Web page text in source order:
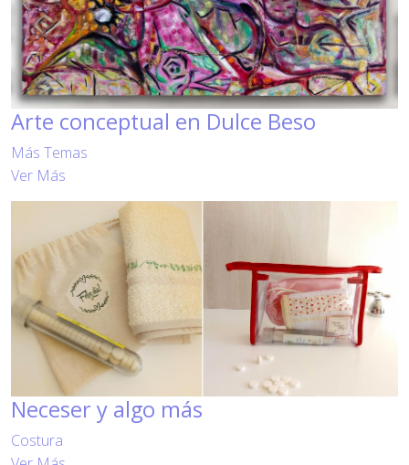
Arte conceptual en Dulce Beso
Más Temas
Ver Más
Neceser y algo más
Costura